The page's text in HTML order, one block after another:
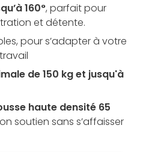
160°, parfait pour
et détente.
pour s’adapter à votre
de 150 kg et jusqu'à
haute densité 65
soutien sans s’affaisser